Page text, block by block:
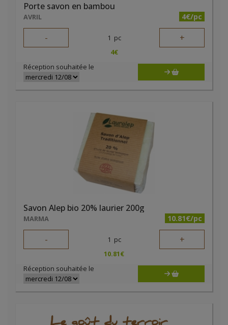
Porte savon en bambou
AVRIL 4€/pc
- 1 pc +
4€
Réception souhaitée le
Savon Alep bio 20% laurier 200g
MARMA 10.81€/pc
- 1 pc +
10.81€
Réception souhaitée le